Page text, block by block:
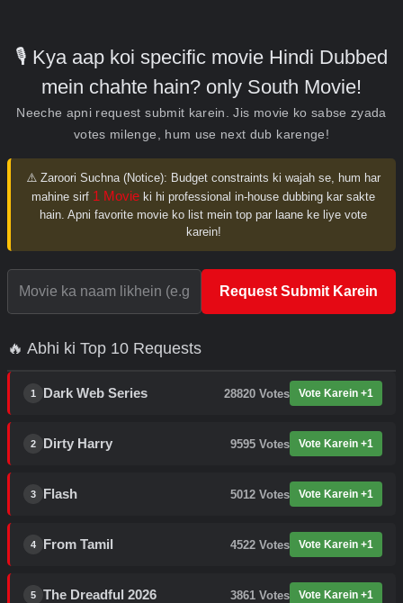
🎙️ Kya aap koi specific movie Hindi Dubbed
mein chahte hain? only South Movie!
Neeche apni request submit karein. Jis movie ko sabse zyada
votes milenge, hum use next dub karenge!
⚠️ Zaroori Suchna (Notice): Budget constraints ki wajah se, hum har
mahine sirf 1 Movie ki hi professional in-house dubbing kar sakte
hain. Apni favorite movie ko list mein top par laane ke liye vote
karein!
Request Submit Karein
🔥 Abhi ki Top 10 Requests
1 Dark Web Series 28820 Votes Vote Karein +1
2 Dirty Harry 9595 Votes Vote Karein +1
3 Flash 5012 Votes Vote Karein +1
4 From Tamil 4522 Votes Vote Karein +1
5 The Dreadful 2026 3861 Votes Vote Karein +1